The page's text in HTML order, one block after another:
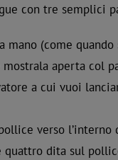
con tre semplici
mano (come
mostrala aperta col
a cui vuoi
verso l’interno
quattro dita sul